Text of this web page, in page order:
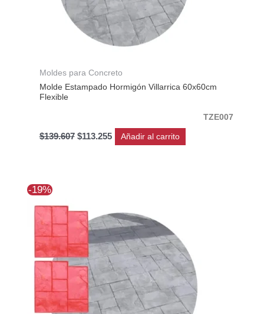
Moldes para Concreto
Molde Estampado Hormigón Villarrica 60x60cm
Flexible
TZE007
$139.607 $113.255 Añadir al carrito
-19%
original
era:
$256.784.
es:
$208.001.